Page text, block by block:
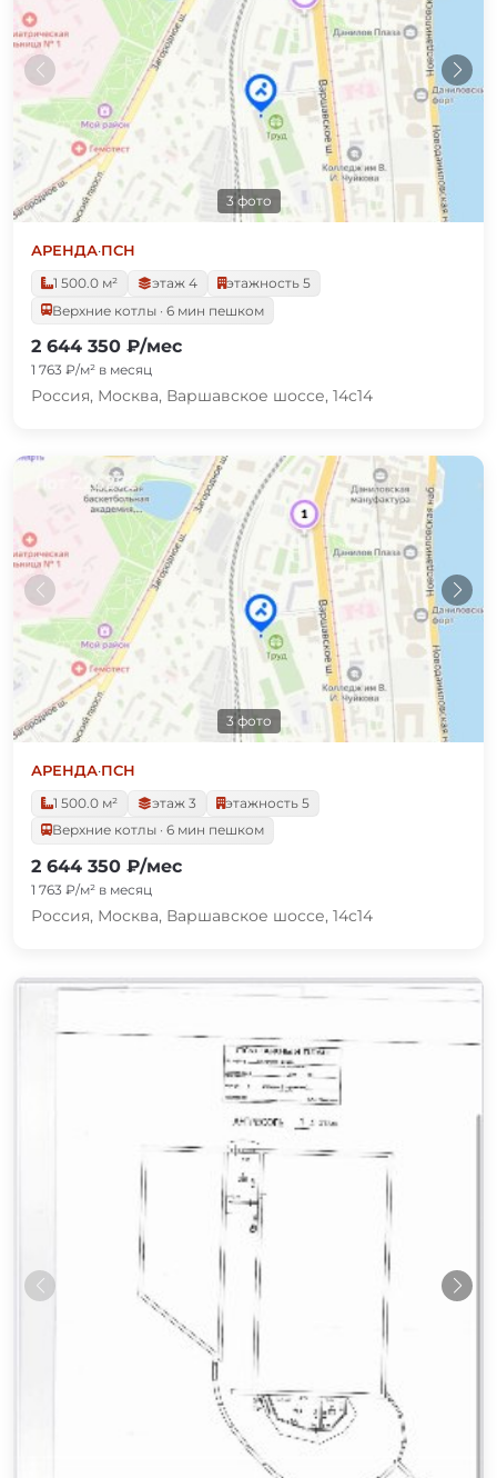
3 фото
АРЕНДА·ПСН
1 500.0 м²
этаж 4
этажность 5
Верхние котлы · 6 мин пешком
2 644 350 ₽/мес
1 763 ₽/м² в месяц
Россия, Москва, Варшавское шоссе, 14с14
3 фото
АРЕНДА·ПСН
1 500.0 м²
этаж 3
этажность 5
Верхние котлы · 6 мин пешком
2 644 350 ₽/мес
1 763 ₽/м² в месяц
Россия, Москва, Варшавское шоссе, 14с14